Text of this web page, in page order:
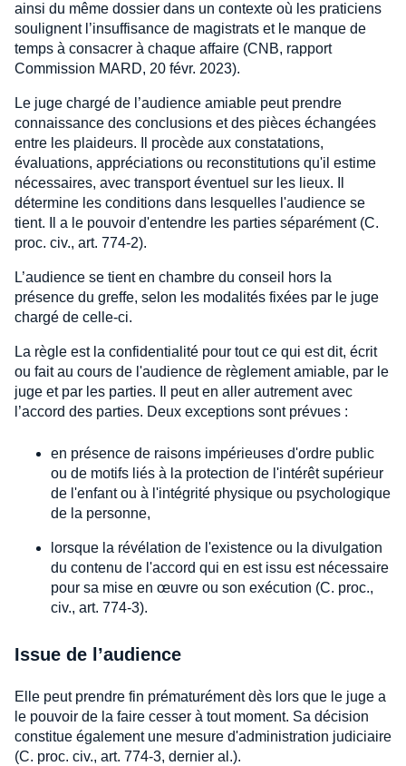
ainsi du même dossier dans un contexte où les praticiens
soulignent l’insuffisance de magistrats et le manque de
temps à consacrer à chaque affaire (CNB, rapport
Commission MARD, 20 févr. 2023).
Le juge chargé de l’audience amiable peut prendre
connaissance des conclusions et des pièces échangées
entre les plaideurs. Il procède aux constatations,
évaluations, appréciations ou reconstitutions qu'il estime
nécessaires, avec transport éventuel sur les lieux. Il
détermine les conditions dans lesquelles l'audience se
tient. Il a le pouvoir d'entendre les parties séparément (C.
proc. civ., art. 774-2).
L’audience se tient en chambre du conseil hors la
présence du greffe, selon les modalités fixées par le juge
chargé de celle-ci.
La règle est la confidentialité pour tout ce qui est dit, écrit
ou fait au cours de l'audience de règlement amiable, par le
juge et par les parties. Il peut en aller autrement avec
l’accord des parties. Deux exceptions sont prévues :
en présence de raisons impérieuses d'ordre public
ou de motifs liés à la protection de l'intérêt supérieur
de l'enfant ou à l'intégrité physique ou psychologique
de la personne,
lorsque la révélation de l'existence ou la divulgation
du contenu de l'accord qui en est issu est nécessaire
pour sa mise en œuvre ou son exécution (C. proc.,
civ., art. 774-3).
Issue de l’audience
Elle peut prendre fin prématurément dès lors que le juge a
le pouvoir de la faire cesser à tout moment. Sa décision
constitue également une mesure d'administration judiciaire
(C. proc. civ., art. 774-3, dernier al.).